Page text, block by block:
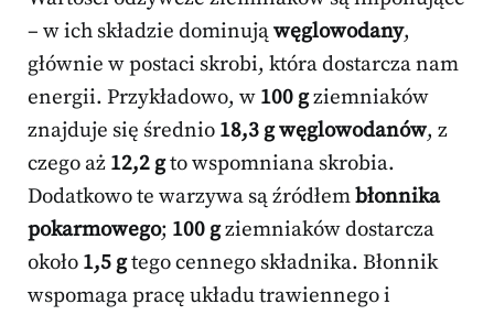
– w ich składzie dominująwęglowodany,
głównie w postaci skrobi, która dostarcza nam
energii. Przykładowo, w 100 gziemniaków
znajduje się średnio 18,3 g węglowodanów, z
czego aż 12,2 gto wspomniana skrobia.
Dodatkowo te warzywa są źródłembłonnika
pokarmowego; 100 gziemniaków dostarcza
około 1,5 gtego cennego składnika. Błonnik
wspomaga pracę układu trawiennego i